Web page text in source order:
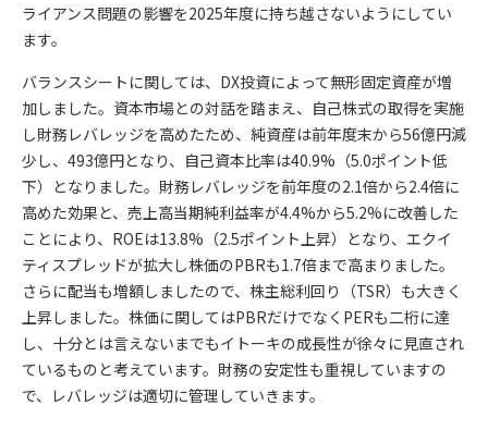
ライアンス問題の影響を2025年度に持ち越さないようにしてい
ます。
バランスシートに関しては、DX投資によって無形固定資産が増
加しました。資本市場との対話を踏まえ、自己株式の取得を実施
し財務レバレッジを高めたため、純資産は前年度末から56億円減
少し、493億円となり、自己資本比率は40.9%（5.0ポイント低
下）となりました。財務レバレッジを前年度の2.1倍から2.4倍に
高めた効果と、売上高当期純利益率が4.4%から5.2%に改善した
ことにより、ROEは13.8%（2.5ポイント上昇）となり、エクイ
ティスプレッドが拡大し株価のPBRも1.7倍まで高まりました。
さらに配当も増額しましたので、株主総利回り（TSR）も大きく
上昇しました。株価に関してはPBRだけでなくPERも二桁に達
し、十分とは言えないまでもイトーキの成長性が徐々に見直され
ているものと考えています。財務の安定性も重視していますの
で、レバレッジは適切に管理していきます。